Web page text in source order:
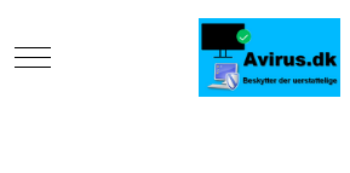
Mobile Menu Toggle